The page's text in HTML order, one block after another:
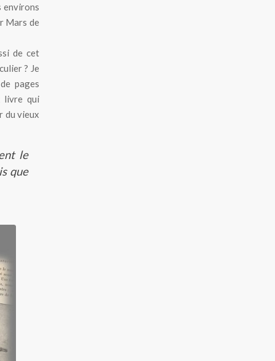
environs
Mars de
de cet
? Je
pages
livre qui
du vieux
le
que